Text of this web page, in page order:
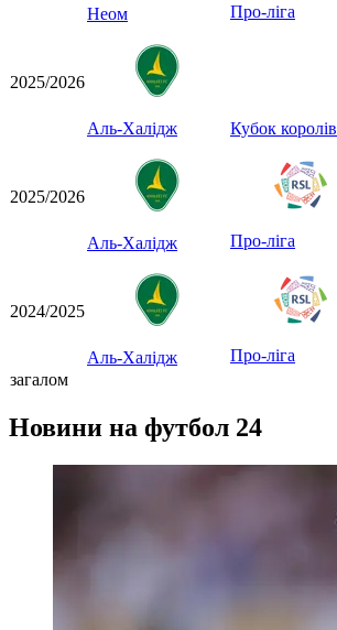
Неом Про-ліга
2025/2026
Аль-Халідж Кубок королів
2025/2026
Аль-Халідж Про-ліга
2024/2025
Аль-Халідж Про-ліга
загалом
Новини на футбол 24